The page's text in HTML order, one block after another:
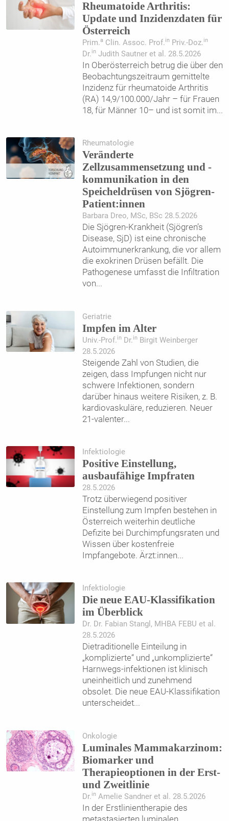
Rheumatoide Arthritis:
Update und Inzidenzdaten für
Österreich
Prim.a Clin. Assoc. Prof.inPriv.-Doz.in
Dr.inJudith Sautner et al. 28.5.2026
In Oberösterreich betrug die über den
Beobachtungszeitraum gemittelte
Inzidenz für rheumatoide Arthritis
(RA) 14,9/100.000/Jahr – für Frauen
18, für Männer 10– und ist somit im...
Rheumatologie
Veränderte
Zellzusammensetzung und -
kommunikation in den
Speicheldrüsen von Sjögren-
Patient:innen
Barbara Dreo, MSc, BSc 28.5.2026
Die Sjögren-Krankheit (Sjögren’s
Disease, SjD) ist eine chronische
Autoimmunerkrankung, die vor allem
die exokrinen Drüsen befällt. Die
Pathogenese umfasst die Infiltration
von...
Geriatrie
Impfen im Alter
Univ.-Prof.inDr.inBirgit Weinberger
28.5.2026
Steigende Zahl von Studien, die
zeigen, dass Impfungen nicht nur
schwere Infektionen, sondern
darüber hinaus weitere Risiken, z. B.
kardiovaskuläre, reduzieren. Neuer
21-valenter...
Infektiologie
Positive Einstellung,
ausbaufähige Impfraten
28.5.2026
Trotz überwiegend positiver
Einstellung zum Impfen bestehen in
Österreich weiterhin deutliche
Defizite bei Durchimpfungsraten und
Wissen über kostenfreie
Impfangebote. Ärzt:innen...
Infektiologie
Die neue EAU-Klassifikation
im Überblick
Dr. Dr. Fabian Stangl, MHBA FEBU et al.
28.5.2026
Dietraditionelle Einteilung in
„komplizierte“ und „unkomplizierte“
Harnwegs-infektionen ist klinisch
uneinheitlich und zunehmend
obsolet. Die neue EAU-Klassifikation
unterscheidet...
Onkologie
Luminales Mammakarzinom:
Biomarker und
Therapieoptionen in der Erst-
und Zweitlinie
Dr.inAmelie Sandner et al. 28.5.2026
In der Erstlinientherapie des
metastasierten luminalen